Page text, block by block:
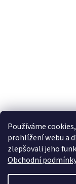
Používáme
prohlížení webu a
zlepšovali jeho
Obchodní